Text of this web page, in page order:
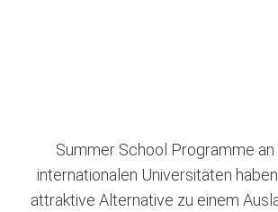
Summer School Programme
internationalen Universitäten
attraktive Alternative zu einem